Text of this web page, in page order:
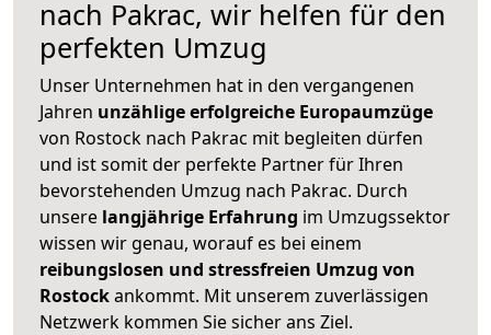
nach Pakrac, wir helfen für den
perfekten Umzug
Unser Unternehmen hat in den vergangenen
Jahren unzählige erfolgreiche Europaumzüge
von Rostock nach Pakrac mit begleiten dürfen
und ist somit der perfekte Partner für Ihren
bevorstehenden Umzug nach Pakrac. Durch
unsere langjährige Erfahrung im Umzugssektor
wissen wir genau, worauf es bei einem
reibungslosen und stressfreien Umzug von
Rostockankommt. Mit unserem zuverlässigen
Netzwerk kommen Sie sicher ans Ziel.